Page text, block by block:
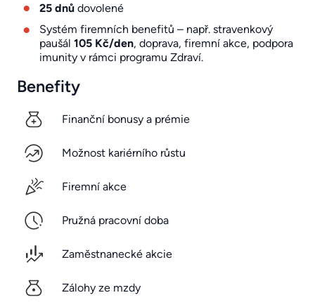
25 dnů dovolené
Systém firemních benefitů – např. stravenkový
paušál 105 Kč/den, doprava, firemní akce, podpora
imunity v rámci programu Zdraví.
Benefity
Finanční bonusy a prémie
Možnost kariérního růstu
Firemní akce
Pružná pracovní doba
Zaměstnanecké akcie
Zálohy ze mzdy